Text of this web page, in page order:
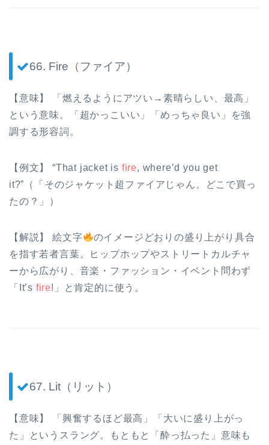
66. Fire（ファイア）
【意味】 「燃えるようにアツい→素晴らしい、最高」
という意味。「超かっこいい」「めっちゃ良い」を強
調する形容詞。
【例文】 “That jacket is fire, where’d you get
it?”（「そのジャケット超ファイアじゃん。どこで買っ
たの？」）
【解説】 絵文字
のイメージどおりの盛り上がり具合
を指す若者言葉。ヒップホップやストリートカルチャ
ーから広がり、音楽・ファッション・イベント問わず
「It’s fire!」と肯定的に使う。
67. Lit（リット）
【意味】 「興奮するほど最高」「大いに盛り上がっ
た」というスラング。もともと「酔っ払った」意味も